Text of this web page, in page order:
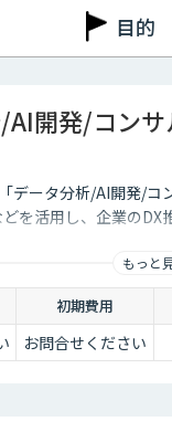
、働き方改革と業務改善
目的
AI開発/コンサ
データ分析/AI開発/コ
を活用し、企業の
もっと
初期費用
お問合せください